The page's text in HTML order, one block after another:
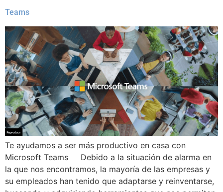
Teams
Te ayudamos a ser más productivo en casa con
Microsoft Teams Debido a la situación de alarma en
la que nos encontramos, la mayoría de las empresas y
su empleados han tenido que adaptarse y reinventarse,